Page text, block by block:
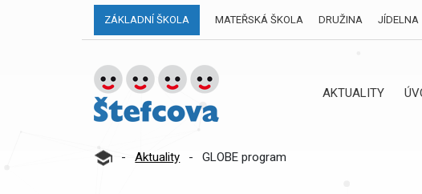
ZÁKLADNÍ ŠKOLA MATEŘSKÁ ŠKOLA DRUŽINA JÍDELNA
AKTUALITY
- Aktuality - GLOBE program